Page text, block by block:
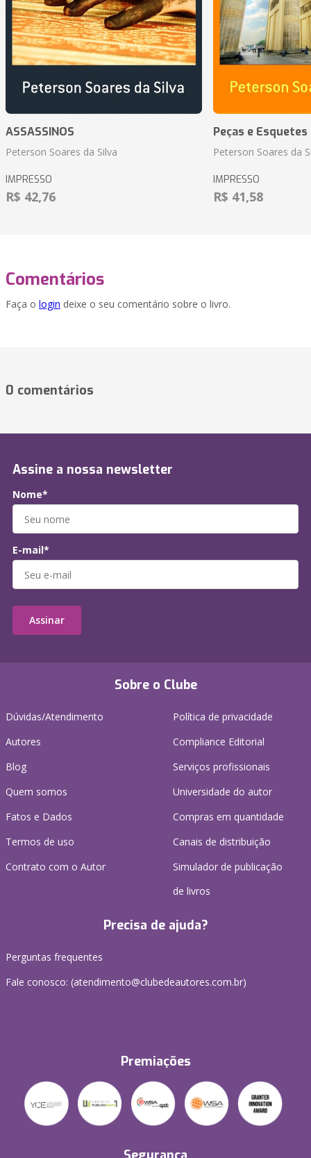
ASSASSINOS
Peterson Soares da Silva
IMPRESSO
R$ 42,76
Peças e
Peterson Soares da
IMPRESSO
R$ 41,58
Comentários
Faça o login deixe o seu comentário sobre o livro.
0 comentários
Sobre o Clube
Dúvidas/Atendimento
Autores
Blog
Quem somos
Fatos e Dados
Termos de uso
Contrato com o Autor
Política de privacidade
Compliance Editorial
Serviços profissionais
Universidade do autor
Compras em quantidade
Canais de distribuição
Simulador de publicação
de livros
Precisa de ajuda?
Perguntas frequentes
Fale conosco: (atendimento@clubedeautores.com.br)
Premiações
Assine a nossa newsletter
Nome*
E-mail*
Assinar